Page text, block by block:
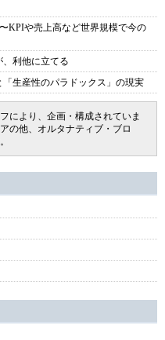
KPIや売上高など世界規模で今の
利他に立てる
生産性のパラドックス」の現実
により、企画・構成されていま
の他、オルタナティブ・ブロ